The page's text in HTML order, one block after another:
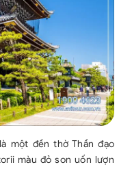
là một đền thờ Thần đạo
màu đỏ son uốn lượn